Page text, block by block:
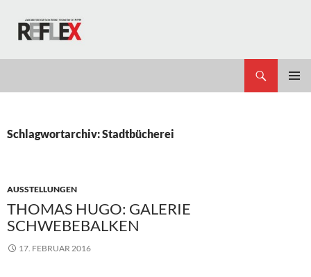
Inhalt
springen
Schlagwortarchiv: Stadtbücherei
AUSSTELLUNGEN
THOMAS HUGO: GALERIE
SCHWEBEBALKEN
17. FEBRUAR 2016